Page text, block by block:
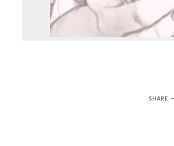
SHARE